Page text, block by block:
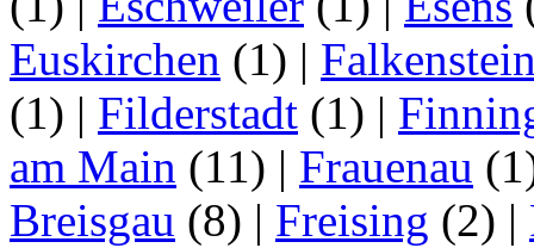
Euskirchen (1) |
(1) | Filderstadt (1) |
am Main (11) | Frauenau
Breisgau (8) | Freising (2) |